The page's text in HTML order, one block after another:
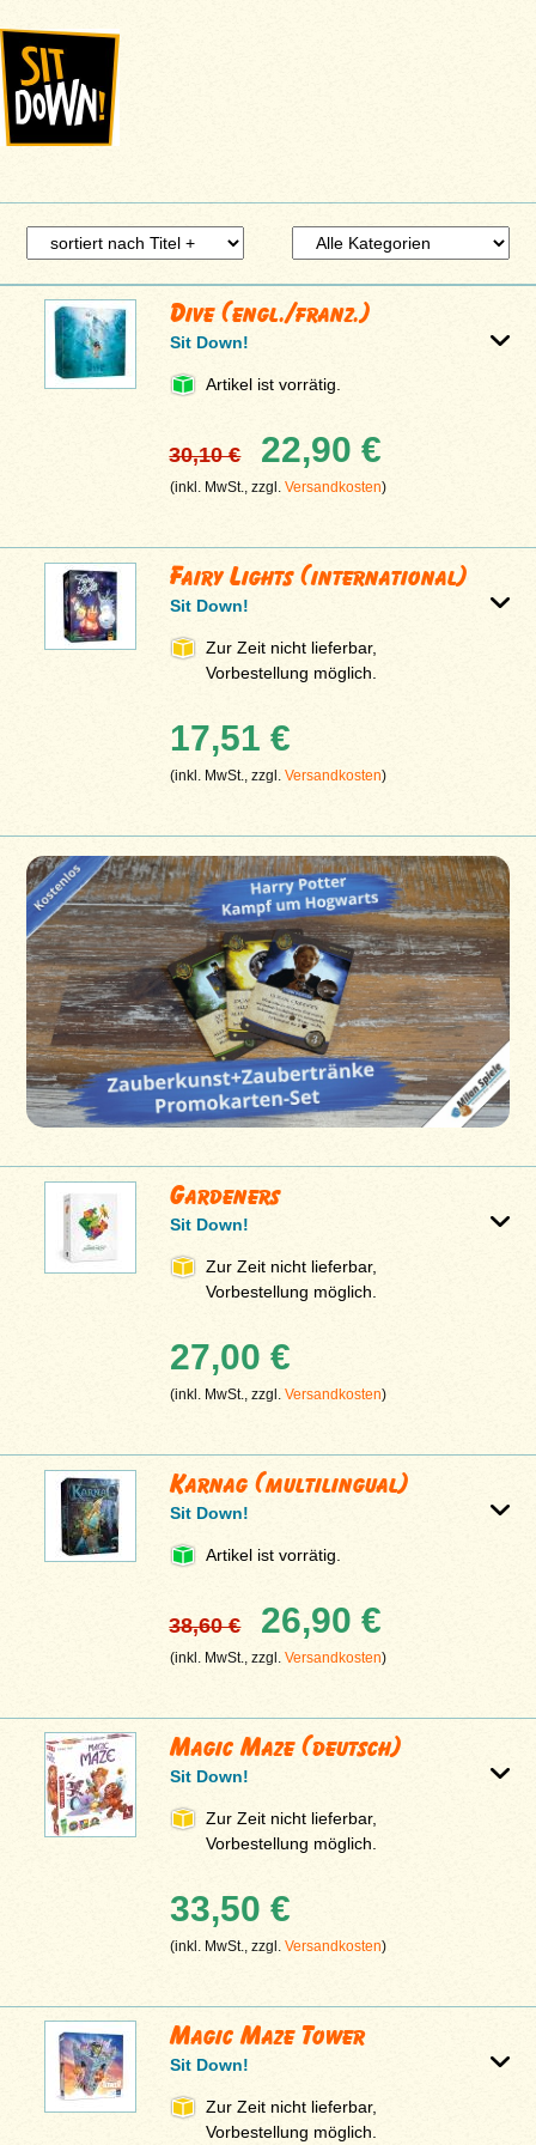
Dive (engl./franz.)
Sit Down!
Artikel ist vorrätig.
30,10 € 22,90 €
(inkl. MwSt., zzgl.Versandkosten)
Fairy Lights (international)
Sit Down!
Zur Zeit nicht lieferbar,
Vorbestellung möglich.
17,51 €
(inkl. MwSt., zzgl.Versandkosten)
Gardeners
Sit Down!
Zur Zeit nicht lieferbar,
Vorbestellung möglich.
27,00 €
(inkl. MwSt., zzgl.Versandkosten)
Karnag (multilingual)
Sit Down!
Artikel ist vorrätig.
38,60 € 26,90 €
(inkl. MwSt., zzgl.Versandkosten)
Magic Maze (deutsch)
Sit Down!
Zur Zeit nicht lieferbar,
Vorbestellung möglich.
33,50 €
(inkl. MwSt., zzgl.Versandkosten)
Magic Maze Tower
Sit Down!
Zur Zeit nicht lieferbar,
Vorbestellung möglich.